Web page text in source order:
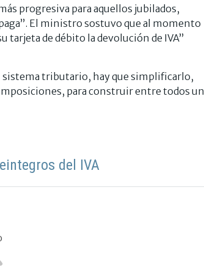
progresiva para aquellos jubilados,
El ministro sostuvo que al momento
tarjeta de débito la devolución de IVA”
sistema tributario, hay que simplificarlo,
para construir entre todos un
del IVA